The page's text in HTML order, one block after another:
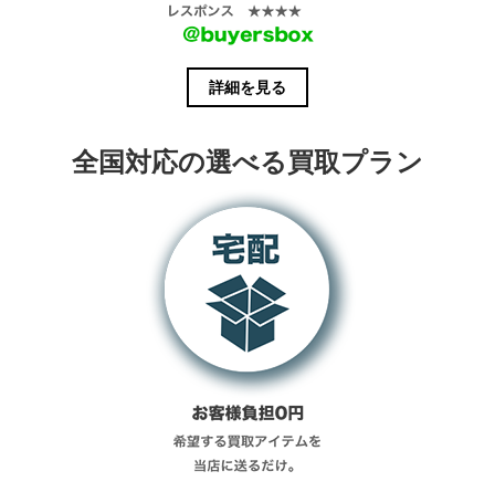
詳細を見る
全国対応の選べる買取プラン